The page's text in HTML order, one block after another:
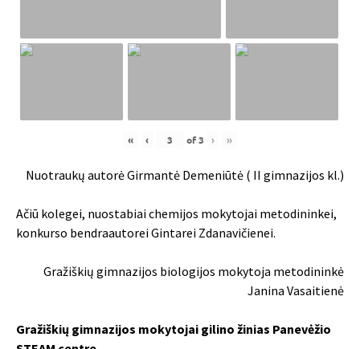
« ‹ of3 › »
Nuotraukų autorė Girmantė Demeniūtė ( II gimnazijos kl.)
Ačiū kolegei, nuostabiai chemijos mokytojai metodininkei,
konkurso bendraautorei Gintarei Zdanavičienei.
Gražiškių gimnazijos biologijos mokytoja metodininkė
Janina Vasaitienė
Gražiškių gimnazijos mokytojai gilino žinias Panevėžio